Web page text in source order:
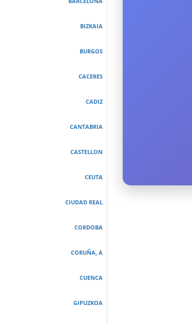
BIZKAIA
BURGOS
CACERES
CADIZ
CANTABRIA
CASTELLON
CEUTA
CIUDAD REAL
CORDOBA
CORUÑA, A
CUENCA
GIPUZKOA